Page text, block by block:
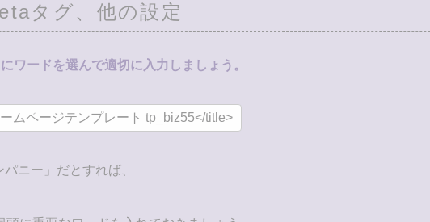
タグ、他の設定
ワードを選んで適切に入力しましょう。
ムページテンプレート tp_biz55</title>
ニー」だとすれば、